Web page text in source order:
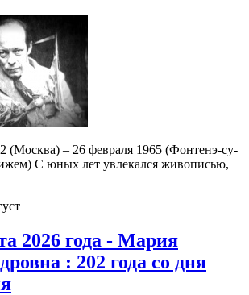
(Москва) – 26 февраля 1965 (Фонтенэ-су-
С юных лет увлекался живописью,
2026 года - Мария
: 202 года со дня